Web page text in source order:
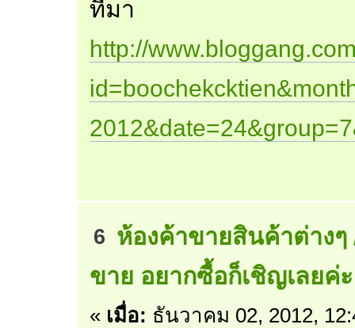
ที่มา
http://
6 ห้องค้าขายสินค้าต่างๆ
ขาย อยากซื้อก็เชิญเลยค่ะ
« เมื่อ: ธันวาคม 02, 2012,